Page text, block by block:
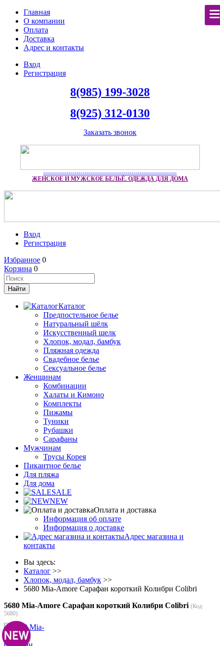
Главная
О компании
Оплата
Доставка
Адрес и контакты
Вход
Регистрация
8(985) 199-3028
8(925) 312-0130
Заказать звонок
--------------------------------------------------------------------
ЖЕНСКОЕ И МУЖСКОЕ БЕЛЬЁ. ОДЕЖДА ДЛЯ ДОМА
Вход
Регистрация
Избранное 0
Корзина 0
Каталог
Предпостельное белье
Натуральный шёлк
Искусственный шелк
Хлопок, модал, бамбук
Пляжная одежда
Свадебное белье
Сексуальное белье
Женщинам
Комбинации
Халаты и Кимоно
Комплекты
Пижамы
Туники
Рубашки
Сарафаны
Мужчинам
Трусы Корея
Пикантное белье
Для пляжа
Для дома
SALE
NEW
Оплата и доставка
Информация об оплате
Информация о доставке
Адрес магазина и
контакты
Вы здесь:
Каталог >>
Хлопок, модал, бамбук >>
5680 Mia-Amore Сарафан короткий Колибри Colibri
5680 Mia-Amore Сарафан короткий Колибри Colibri (Код:
5680)